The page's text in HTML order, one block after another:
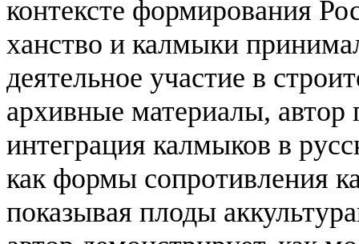
контексте формирования
ханство и калмыки
деятельное участие в
архивные материалы, автор
интеграция калмыков в
как формы сопротивления
показывая плоды